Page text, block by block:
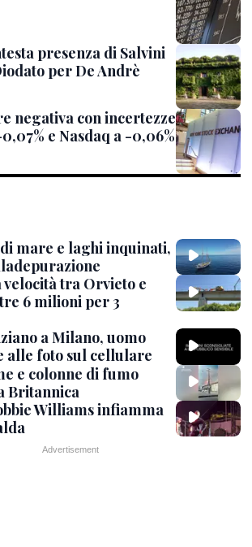
presenza di Salvini
per De Andrè
negativa con incertezze
e Nasdaq a -0,06%
mare e laghi inquinati,
tra Orvieto e
6 milioni per 3
a Milano, uomo
alle foto sul cellulare
e colonne di fumo
Britannica
Williams infiamma